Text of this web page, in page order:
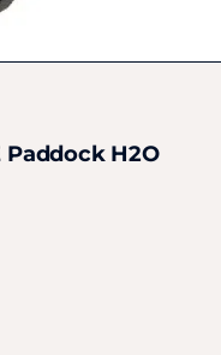
Paddock H2O